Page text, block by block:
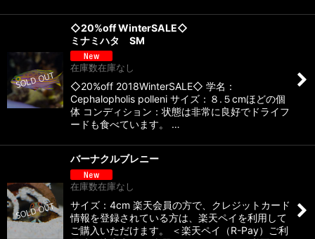
◇20%off WinterSALE◇
ミナミハタ SM
在庫数在庫なし
◇20%off 2018WinterSALE◇ 学名：
Cephalopholis polleni サイズ：８.５cmほどの個
体 コンディション：状態は非常に良好でドライフ
ードも食べています。 …
バーナクルブレニー
在庫数在庫なし
サイズ：4cm 楽天会員の方で、クレジットカード
情報を登録されている方は、楽天ペイを利用して
ご購入いただけます。 ＜楽天ペイ（R-Pay）ご利